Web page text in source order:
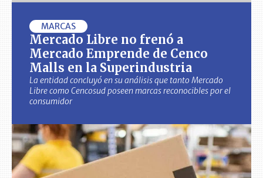
MARCAS
Mercado Libre no frenó a
Mercado Emprende de Cenco
Malls en la Superindustria
La entidad concluyó en su análisis que tanto Mercado
Libre como Cencosud poseen marcas reconocibles por el
consumidor